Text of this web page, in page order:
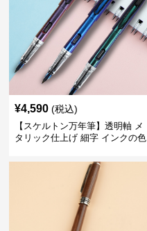
¥4,590 (税込)
【スケルトン万年筆】透明軸 メ
タリック仕上げ 細字 インクの色
する